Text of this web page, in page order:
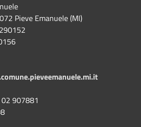
Pieve Emanuele (MI)
907881